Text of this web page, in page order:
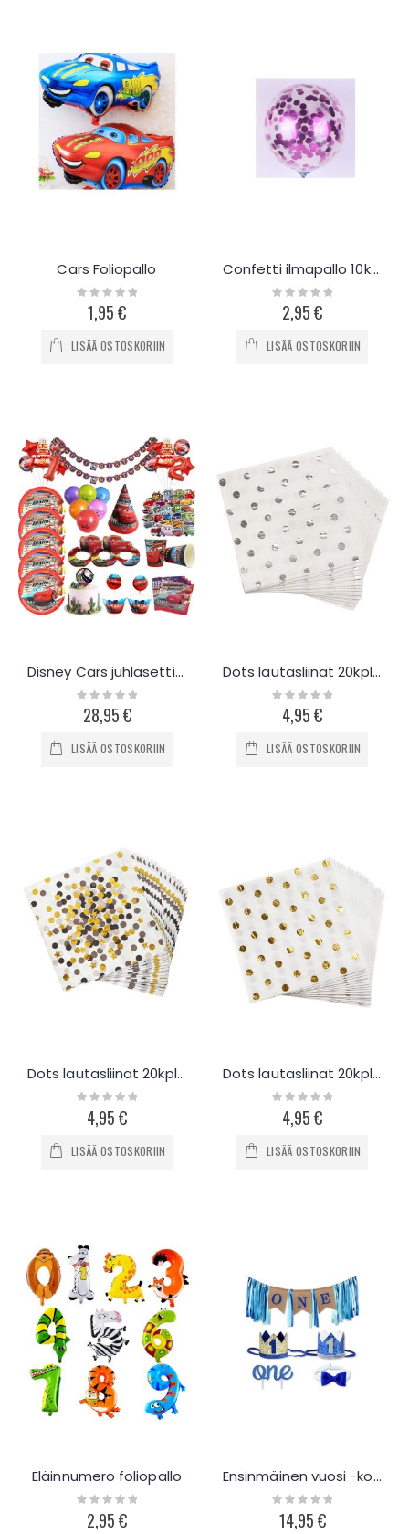
Cars Foliopallo
Rating:
0%1,95 €
LISÄÄ OSTOSKORIIN
Confetti ilmapallo 10kpl
Rating:
0%2,95 €
LISÄÄ OSTOSKORIIN
Disney Cars juhlasetti 8-henk
Rating:
0%
28,95 €
LISÄÄ OSTOSKORIIN
Dots lautasliinat 20kpl - hopea
Rating:
0%4,95 €
LISÄÄ OSTOSKORIIN
Dots lautasliinat 20kpl - hopea-kulta
Rating:
0%4,95 €
LISÄÄ OSTOSKORIIN
Dots lautasliinat 20kpl - kulta
Rating:
0%4,95 €
LISÄÄ OSTOSKORIIN
Eläinnumero foliopallo
Rating:
0%2,95 €
Ensinmäinen vuosi -koristesetti
Rating:
0%
14,95 €